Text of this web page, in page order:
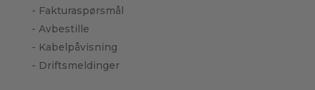
- Fakturaspørsmål
- Avbestille
- Kabelpåvisning
- Driftsmeldinger